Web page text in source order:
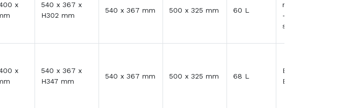
x
540 x 367 x
H302 mm
540 x 367 mm 500 x 325 mm 60 L
- expédition 5
semaines ou +
x
540 x 367 x
H347 mm
540 x 367 mm 500 x 325 mm 68 L
En Stock -
Expédition 48H/72H